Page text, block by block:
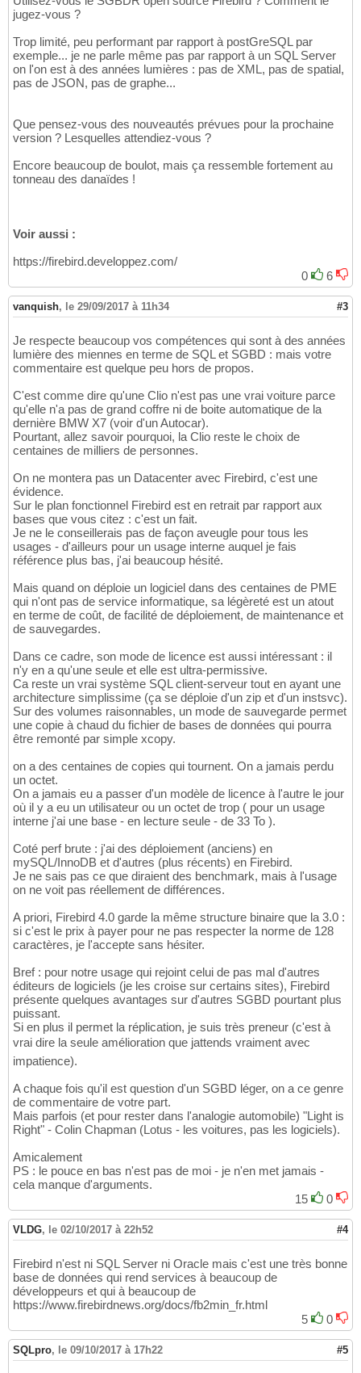
jugez-vous ?
Trop limité, peu performant par rapport à postGreSQL par
exemple... je ne parle même pas par rapport à un SQL Server
on l'on est à des années lumières : pas de XML, pas de spatial,
pas de JSON, pas de graphe...
Que pensez-vous des nouveautés prévues pour la prochaine
version ? Lesquelles attendiez-vous ?
Encore beaucoup de boulot, mais ça ressemble fortement au
tonneau des danaïdes !
Voir aussi :
https://firebird.developpez.com/
0
6
vanquish, le 29/09/2017 à 11h34 #3
Je respecte beaucoup vos compétences qui sont à des années
lumière des miennes en terme de SQL et SGBD : mais votre
commentaire est quelque peu hors de propos.
C'est comme dire qu'une Clio n'est pas une vrai voiture parce
qu'elle n'a pas de grand coffre ni de boite automatique de la
dernière BMW X7 (voir d'un Autocar).
Pourtant, allez savoir pourquoi, la Clio reste le choix de
centaines de milliers de personnes.
On ne montera pas un Datacenter avec Firebird, c'est une
évidence.
Sur le plan fonctionnel Firebird est en retrait par rapport aux
bases que vous citez : c'est un fait.
Je ne le conseillerais pas de façon aveugle pour tous les
usages - d'ailleurs pour un usage interne auquel je fais
référence plus bas, j'ai beaucoup hésité.
Mais quand on déploie un logiciel dans des centaines de PME
qui n'ont pas de service informatique, sa légèreté est un atout
en terme de coût, de facilité de déploiement, de maintenance et
de sauvegardes.
Dans ce cadre, son mode de licence est aussi intéressant : il
n'y en a qu'une seule et elle est ultra-permissive.
Ca reste un vrai système SQL client-serveur tout en ayant une
architecture simplissime (ça se déploie d'un zip et d'un instsvc).
Sur des volumes raisonnables, un mode de sauvegarde permet
une copie à chaud du fichier de bases de données qui pourra
être remonté par simple xcopy.
on a des centaines de copies qui tournent. On a jamais perdu
un octet.
On a jamais eu a passer d'un modèle de licence à l'autre le jour
où il y a eu un utilisateur ou un octet de trop ( pour un usage
interne j'ai une base - en lecture seule - de 33 To ).
Coté perf brute : j'ai des déploiement (anciens) en
mySQL/InnoDB et d'autres (plus récents) en Firebird.
Je ne sais pas ce que diraient des benchmark, mais à l'usage
on ne voit pas réellement de différences.
A priori, Firebird 4.0 garde la même structure binaire que la 3.0 :
si c'est le prix à payer pour ne pas respecter la norme de 128
caractères, je l'accepte sans hésiter.
Bref : pour notre usage qui rejoint celui de pas mal d'autres
éditeurs de logiciels (je les croise sur certains sites), Firebird
présente quelques avantages sur d'autres SGBD pourtant plus
puissant.
Si en plus il permet la réplication, je suis très preneur (c'est à
vrai dire la seule amélioration que jattends vraiment avec
impatience).
A chaque fois qu'il est question d'un SGBD léger, on a ce genre
de commentaire de votre part.
Mais parfois (et pour rester dans l'analogie automobile) "Light is
Right" - Colin Chapman (Lotus - les voitures, pas les logiciels).
Amicalement
PS : le pouce en bas n'est pas de moi - je n'en met jamais -
cela manque d'arguments.
15
0
VLDG, le 02/10/2017 à 22h52 #4
Firebird n'est ni SQL Server ni Oracle mais c'est une très bonne
base de données qui rend services à beaucoup de
développeurs et qui à beaucoup de
https://www.firebirdnews.org/docs/fb2min_fr.html
5
0
SQLpro, le 09/10/2017 à 17h22 #5